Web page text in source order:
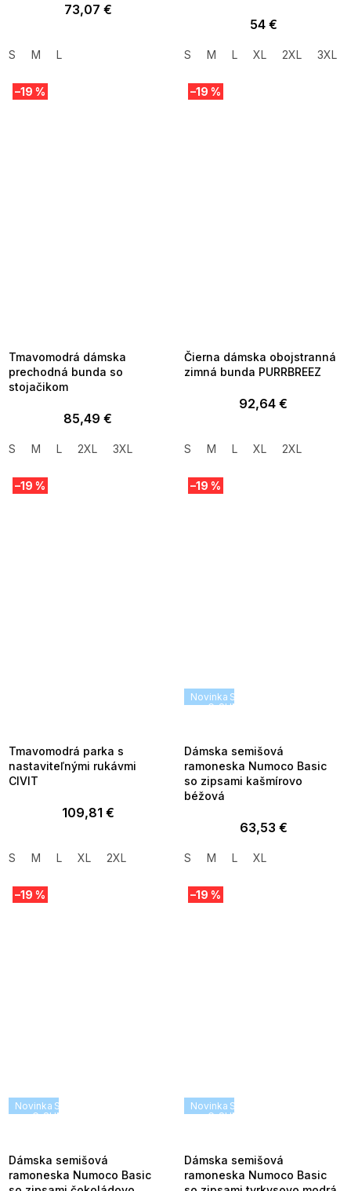
73,07 €
S M L
54 €
S M L XL 2XL 3XL
–19 %
Tmavomodrá dámska
prechodná bunda so
stojačikom
85,49 €
S M L 2XL 3XL
–19 %
Čierna dámska obojstranná
zimná bunda PURRBREEZ
92,64 €
S M L XL 2XL
–19 %
Tmavomodrá parka s
nastaviteľnými rukávmi
CIVIT
109,81 €
S M L XL 2XL
Novinka SUMMER SALE -35% ?
–19 %
Dámska semišová
ramoneska Numoco Basic
so zipsami kašmírovo
béžová
63,53 €
S M L XL
Novinka SUMMER SALE -35% ?
G_SUMMER35:35:EUR:P:f!2026-
–19 %
Dámska semišová
ramoneska Numoco Basic
Novinka SUMMER SALE -35% ?
–19 %
Dámska semišová
ramoneska Numoco Basic